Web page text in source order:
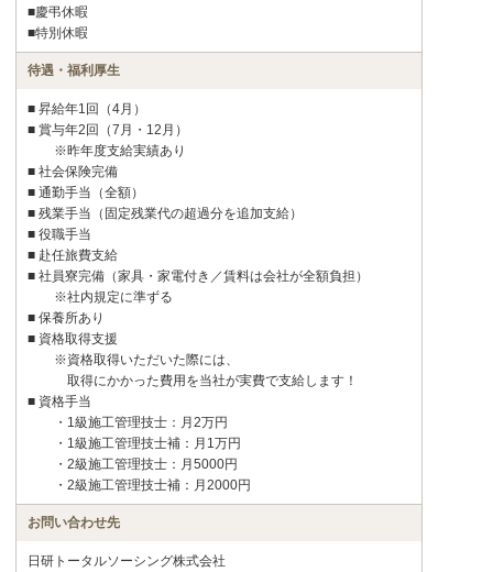
■慶弔休暇
■特別休暇
待遇・福利厚生
■ 昇給年1回（4月）
■ 賞与年2回（7月・12月）
※昨年度支給実績あり
■ 社会保険完備
■ 通勤手当（全額）
■ 残業手当（固定残業代の超過分を追加支給）
■ 役職手当
■ 赴任旅費支給
■ 社員寮完備（家具・家電付き／賃料は会社が全額負担）
※社内規定に準ずる
■ 保養所あり
■ 資格取得支援
※資格取得いただいた際には、
取得にかかった費用を当社が実費で支給します！
■ 資格手当
・1級施工管理技士：月2万円
・1級施工管理技士補：月1万円
・2級施工管理技士：月5000円
・2級施工管理技士補：月2000円
お問い合わせ先
日研トータルソーシング株式会社